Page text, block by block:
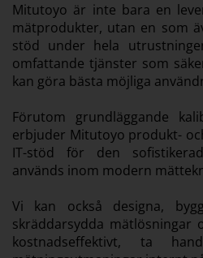
Mitutoyo är inte bara en
mätprodukter, utan en som
stöd under hela
omfattande tjänster som
kan göra bästa möjliga
Förutom grundläggande
erbjuder Mitutoyo produkt-
IT-stöd för den
används inom modern
Vi kan också designa,
skräddarsydda mätlösningar
kostnadseffektivt, ta